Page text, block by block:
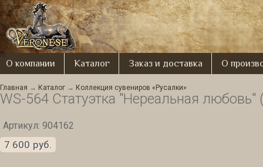
О компании Каталог Заказ и доставка О
Главная → Каталог → Коллекция сувениров «Русалки»
WS-564 Статуэтка "Нереальная
Артикул: 904162
7 600 руб.